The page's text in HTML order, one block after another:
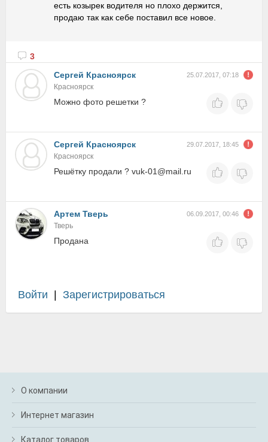
есть козырек водителя но плохо держится,
продаю так как себе поставил все новое.
3
Сергей Красноярск
25.07.2017, 07:18
Красноярск
Можно фото решетки ?
Сергей Красноярск 29.07.2017, 18:45
Красноярск
Решётку продали ? vuk-01@mail.ru
Артем Тверь 06.09.2017, 00:46
Тверь
Продана
Войти Зарегистрироваться
О компании
Интернет магазин
Каталог товаров